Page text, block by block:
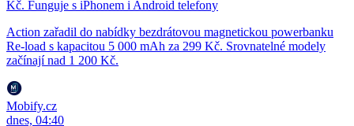
Kč. Funguje s iPhonem i Android telefony
Action zařadil do nabídky bezdrátovou magnetickou powerbanku
Re-load s kapacitou 5 000 mAh za 299 Kč. Srovnatelné modely
začínají nad 1 200 Kč.
Mobify.cz
dnes, 04:40